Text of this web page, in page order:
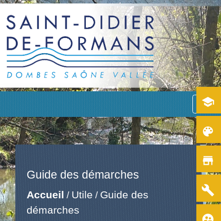
menu
Guide des démarches
Accueil / Utile / Guide des
démarches
school
color_lens
store
build